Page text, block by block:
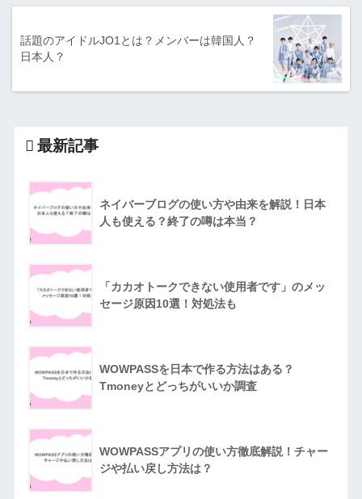
話題のアイドルJO1とは？メンバーは韓国人？
日本人？
最新記事
ネイバーブログの使い方や由来を解説！日本
人も使える？終了の噂は本当？
「カカオトークできない使用者です」のメッ
セージ原因10選！対処法も
WOWPASSを日本で作る方法はある？
Tmoneyとどっちがいいか調査
WOWPASSアプリの使い方徹底解説！チャー
ジや払い戻し方法は？